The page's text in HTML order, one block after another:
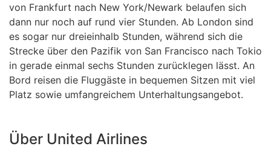
von Frankfurt nach New York/Newark belaufen sich
dann nur noch auf rund vier Stunden. Ab London sind
es sogar nur dreieinhalb Stunden, während sich die
Strecke über den Pazifik von San Francisco nach Tokio
in gerade einmal sechs Stunden zurücklegen lässt. An
Bord reisen die Fluggäste in bequemen Sitzen mit viel
Platz sowie umfangreichem Unterhaltungsangebot.
Über United Airlines